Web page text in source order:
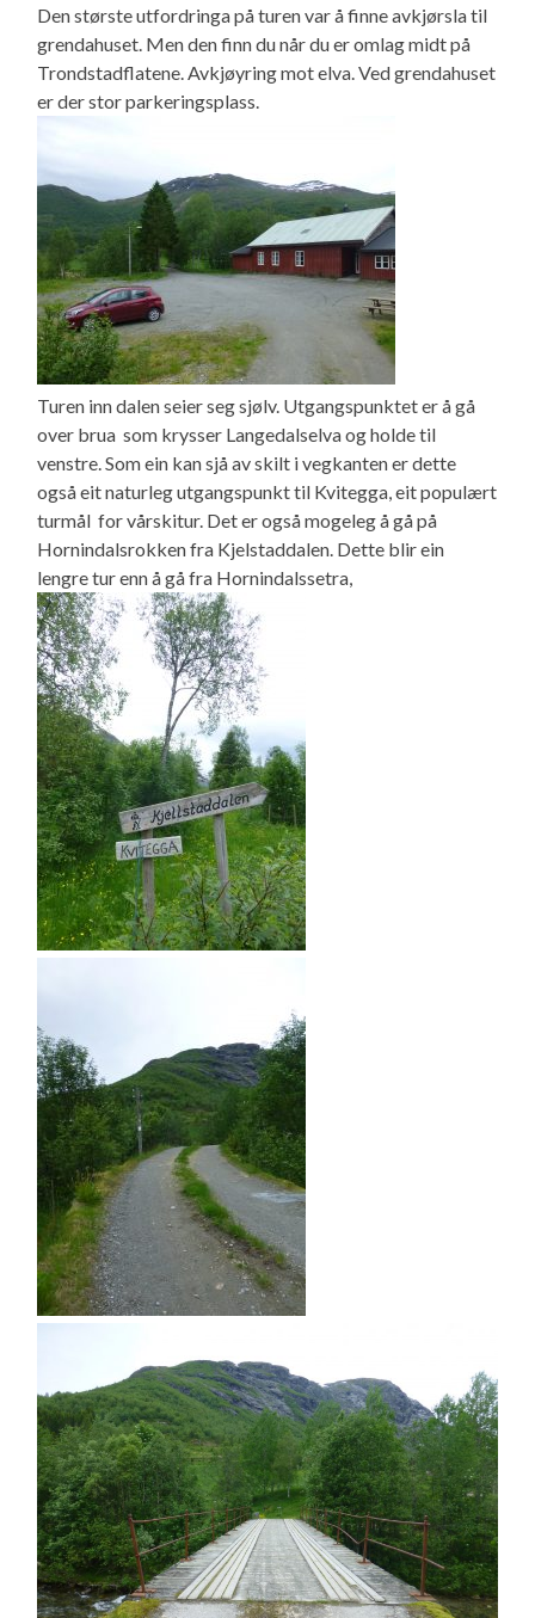
Den største utfordringa på turen var å finne avkjørsla til
grendahuset. Men den finn du når du er omlag midt på
Trondstadflatene. Avkjøyring mot elva. Ved grendahuset
er der stor parkeringsplass.
Turen inn dalen seier seg sjølv. Utgangspunktet er å gå
over brua som krysser Langedalselva og holde til
venstre. Som ein kan sjå av skilt i vegkanten er dette
også eit naturleg utgangspunkt til Kvitegga, eit populært
turmål for vårskitur. Det er også mogeleg å gå på
Hornindalsrokken fra Kjelstaddalen. Dette blir ein
lengre tur enn å gå fra Hornindalssetra,